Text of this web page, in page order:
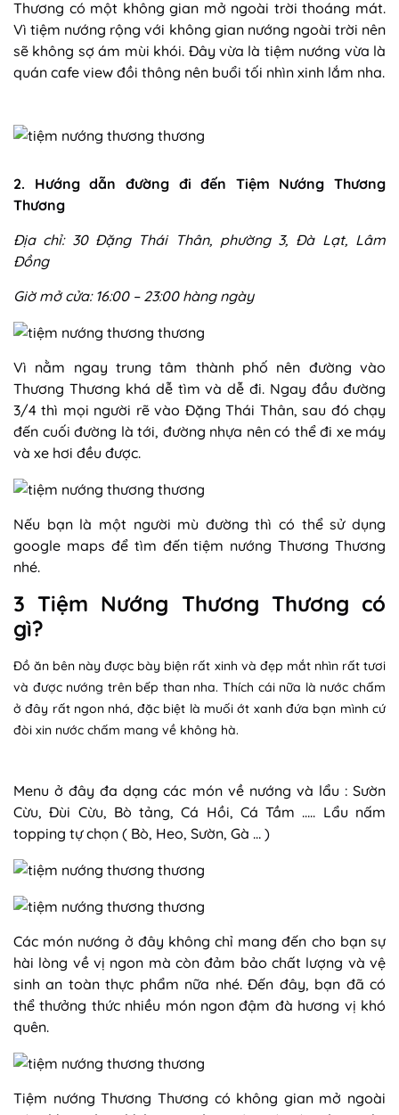
Thương có một không gian mở ngoài trời thoáng mát.
Vì tiệm nướng rộng với không gian nướng ngoài trời nên
sẽ không sợ ám mùi khói. Đây vừa là tiệm nướng vừa là
quán cafe view đồi thông nên buổi tối nhìn xinh lắm nha.
2. Hướng dẫn đường đi đến Tiệm Nướng Thương
Thương
Địa chỉ: 30 Đặng Thái Thân, phường 3, Đà Lạt, Lâm
Đồng
Giờ mở cửa: 16:00 – 23:00 hàng ngày
Vì nằm ngay trung tâm thành phố nên đường vào
Thương Thương khá dễ tìm và dễ đi. Ngay đầu đường
3/4 thì mọi người rẽ vào Đặng Thái Thân, sau đó chạy
đến cuối đường là tới, đường nhựa nên có thể đi xe máy
và xe hơi đều được.
Nếu bạn là một người mù đường thì có thể sử dụng
google maps để tìm đến tiệm nướng Thương Thương
nhé.
3 Tiệm Nướng Thương Thương có
gì?
Đồ ăn bên này được bày biện rất xinh và đẹp mắt nhìn rất tươi
và được nướng trên bếp than nha. Thích cái nữa là nước chấm
ở đây rất ngon nhá, đặc biệt là muối ớt xanh đứa bạn mình cứ
đòi xin nước chấm mang về không hà.
Menu ở đây đa dạng các món về nướng và lẩu : Sườn
Cừu, Đùi Cừu, Bò tảng, Cá Hồi, Cá Tầm ….. Lẩu nấm
topping tự chọn ( Bò, Heo, Sườn, Gà … )
Các món nướng ở đây không chỉ mang đến cho bạn sự
hài lòng về vị ngon mà còn đảm bảo chất lượng và vệ
sinh an toàn thực phẩm nữa nhé. Đến đây, bạn đã có
thể thưởng thức nhiều món ngon đậm đà hương vị khó
quên.
Tiệm nướng Thương Thương có không gian mở ngoài